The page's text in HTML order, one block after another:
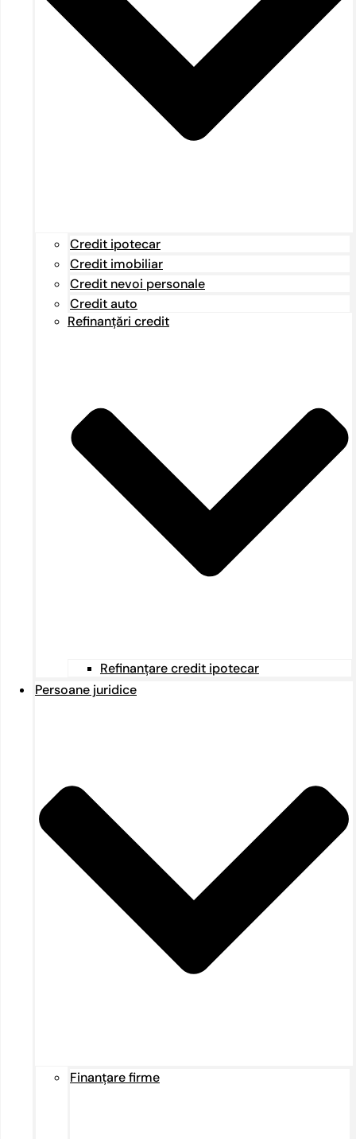
Credit ipotecar
Credit imobiliar
Credit nevoi personale
Credit auto
Refinanțări credit
Refinanțare credit ipotecar
Persoane juridice
Finanțare firme